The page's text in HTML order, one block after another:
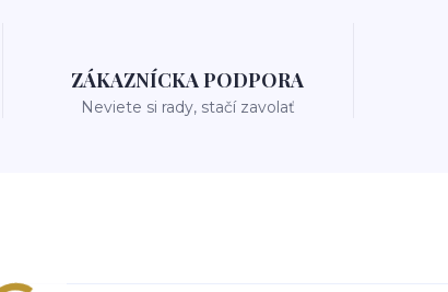
ZÁKAZNÍCKA PODPORA
Neviete si rady, stačí zavolať